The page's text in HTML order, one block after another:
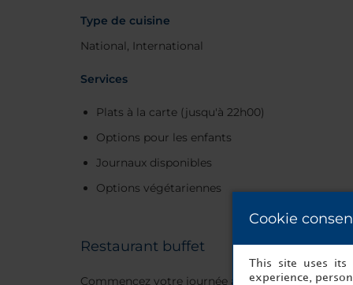
Type de cuisine
National, International
Services
Plats à la carte (jusqu'à 22h00)
Options pour les enfants
Journaux disponibles
Options végétariennes
Restaurant buffet
Commencez votre journée au buffet restaurant
Cookie
This site uses its
experience,